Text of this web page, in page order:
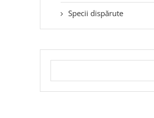
Specii dispărute